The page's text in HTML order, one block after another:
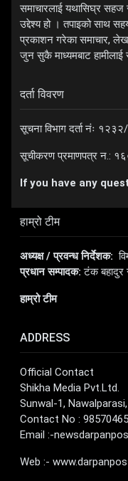
समाचारलाई यथासिघ्र सहज
उद्देश्य हो । तपाइको साथ
प्रकाशन गरेका समाचार,
जुन सुकै माध्यमबाट हामीलाई
दर्ता विवरण
सूचना विभाग दर्ता नंः
सूचीकरण प्रमाणपत्र न.:
If you have any
हाम्रो टीम
अध्यक्ष / प्रवन्ध निर्देशक:
प्रधान सम्पादक:टंक बहादुर
हाम्रो टीम
ADDRESS
Official Contact
Shikha Media Pvt.Ltd.
Sunwal-1,
Contact No :
Email :-
Web :-